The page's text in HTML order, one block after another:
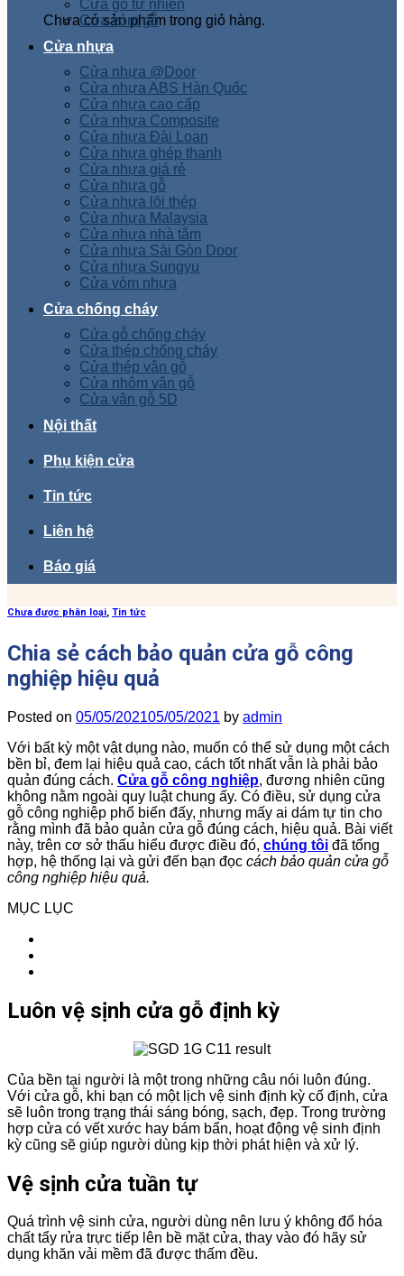
Chưa có sản phẩm trong giỏ hàng.
Cửa gỗ tự nhiên
Cửa vòm gỗ
Cửa nhựa
Cửa nhựa @Door
Cửa nhựa ABS Hàn Quốc
Cửa nhựa cao cấp
Cửa nhựa Composite
Cửa nhựa Đài Loan
Cửa nhựa ghép thanh
Cửa nhựa giá rẻ
Cửa nhựa gỗ
Cửa nhựa lõi thép
Cửa nhựa Malaysia
Cửa nhựa nhà tắm
Cửa nhựa Sài Gòn Door
Cửa nhựa Sungyu
Cửa vòm nhựa
Cửa chống cháy
Cửa gỗ chống cháy
Cửa thép chống cháy
Cửa thép vân gỗ
Cửa nhôm vân gỗ
Cửa vân gỗ 5D
Nội thất
Phụ kiện cửa
Tin tức
Liên hệ
Báo giá
Chưa được phân loại, Tin tức
Chia sẻ cách bảo quản cửa gỗ công
nghiệp hiệu quả
Posted on 05/05/202105/05/2021 by admin
Với bất kỳ một vật dụng nào, muốn có thể sử dụng một cách
bền bỉ, đem lại hiệu quả cao, cách tốt nhất vẫn là phải bảo
quản đúng cách. Cửa gỗ công nghiệp, đương nhiên cũng
không nằm ngoài quy luật chung ấy. Có điều, sử dụng cửa
gỗ công nghiệp phổ biến đấy, nhưng mấy ai dám tự tin cho
rằng mình đã bảo quản cửa gỗ đúng cách, hiệu quả. Bài viết
này, trên cơ sở thấu hiểu được điều đó, chúng tôi đã tổng
hợp, hệ thống lại và gửi đến bạn đọc cách bảo quản cửa gỗ
công nghiệp hiệu quả.
MỤC LỤC
Luôn vệ sịnh cửa gỗ định kỳ
Của bền tại người là một trong những câu nói luôn đúng.
Với cửa gỗ, khi bạn có một lịch vệ sinh định kỳ cố định, cửa
sẽ luôn trong trạng thái sáng bóng, sạch, đẹp. Trong trường
hợp cửa có vết xước hay bám bẩn, hoạt động vệ sinh định
kỳ cũng sẽ giúp người dùng kịp thời phát hiện và xử lý.
Vệ sịnh cửa tuần tự
Quá trình vệ sinh cửa, người dùng nên lưu ý không đổ hóa
chất tẩy rửa trực tiếp lên bề mặt cửa, thay vào đó hãy sử
dụng khăn vải mềm đã được thấm đều.